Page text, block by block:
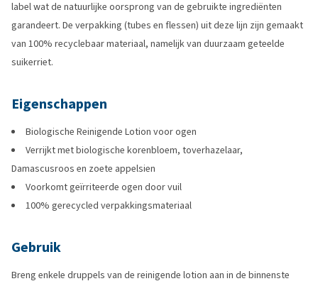
label wat de natuurlijke oorsprong van de gebruikte ingrediënten
garandeert. De verpakking (tubes en flessen) uit deze lijn zijn gemaakt
van 100% recyclebaar materiaal, namelijk van duurzaam geteelde
suikerriet.
Eigenschappen
Biologische Reinigende Lotion voor ogen
Verrijkt met biologische korenbloem, toverhazelaar,
Damascusroos en zoete appelsien
Voorkomt geïrriteerde ogen door vuil
100% gerecycled verpakkingsmateriaal
Gebruik
Breng enkele druppels van de reinigende lotion aan in de binnenste